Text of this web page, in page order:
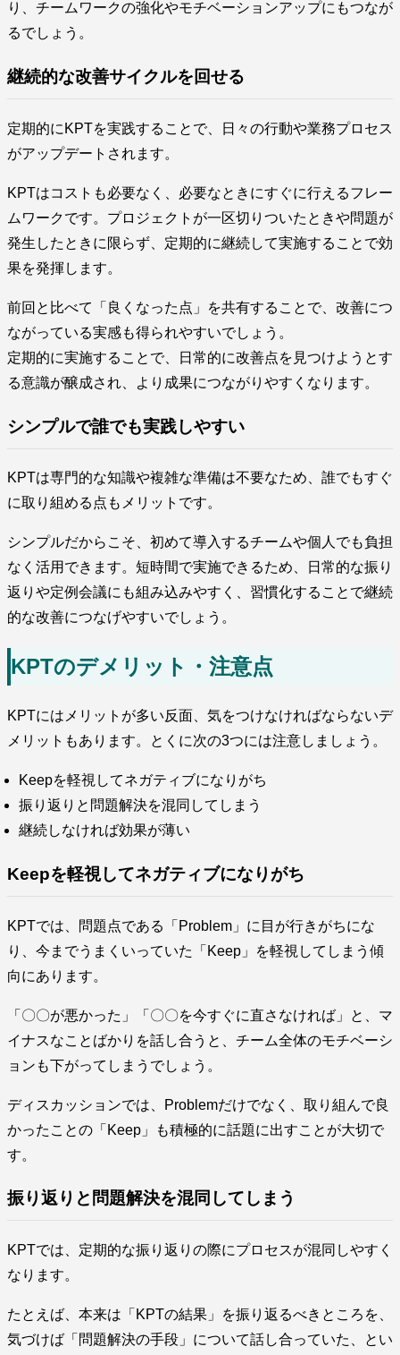
り、チームワークの強化やモチベーションアップにもつなが
るでしょう。
継続的な改善サイクルを回せる
定期的にKPTを実践することで、日々の行動や業務プロセス
がアップデートされます。
KPTはコストも必要なく、必要なときにすぐに行えるフレー
ムワークです。プロジェクトが一区切りついたときや問題が
発生したときに限らず、定期的に継続して実施することで効
果を発揮します。
前回と比べて「良くなった点」を共有することで、改善につ
ながっている実感も得られやすいでしょう。
定期的に実施することで、日常的に改善点を見つけようとす
る意識が醸成され、より成果につながりやすくなります。
シンプルで誰でも実践しやすい
KPTは専門的な知識や複雑な準備は不要なため、誰でもすぐ
に取り組める点もメリットです。
シンプルだからこそ、初めて導入するチームや個人でも負担
なく活用できます。短時間で実施できるため、日常的な振り
返りや定例会議にも組み込みやすく、習慣化することで継続
的な改善につなげやすいでしょう。
KPTのデメリット・注意点
KPTにはメリットが多い反面、気をつけなければならないデ
メリットもあります。とくに次の3つには注意しましょう。
Keepを軽視してネガティブになりがち
振り返りと問題解決を混同してしまう
継続しなければ効果が薄い
Keepを軽視してネガティブになりがち
KPTでは、問題点である「Problem」に目が行きがちにな
り、今までうまくいっていた「Keep」を軽視してしまう傾
向にあります。
「〇〇が悪かった」「〇〇を今すぐに直さなければ」と、マ
イナスなことばかりを話し合うと、チーム全体のモチベーシ
ョンも下がってしまうでしょう。
ディスカッションでは、Problemだけでなく、取り組んで良
かったことの「Keep」も積極的に話題に出すことが大切で
す。
振り返りと問題解決を混同してしまう
KPTでは、定期的な振り返りの際にプロセスが混同しやすく
なります。
たとえば、本来は「KPTの結果」を振り返るべきところを、
気づけば「問題解決の手段」について話し合っていた、とい